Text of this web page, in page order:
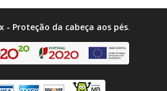
- Proteção da cabeça aos pés.